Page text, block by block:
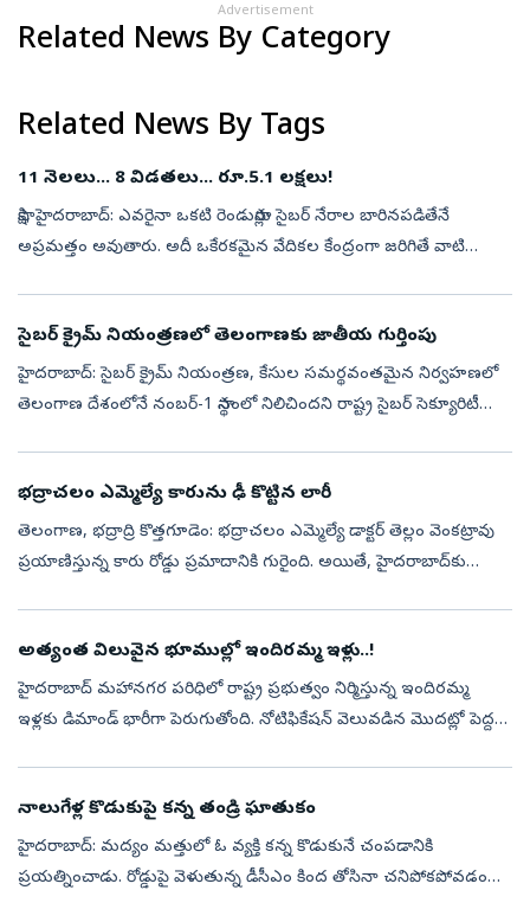
Advertisement
Related News By Category
Related News By Tags
11 నెలలు... 8 విడతలు... రూ.5.1 లక్షలు!
సాక్షి, హైదరాబాద్‌: ఎవరైనా ఒకటి రెండుసార్లు సైబర్‌ నేరాల బారినపడితేనే
అప్రమత్తం అవుతారు. అదీ ఒకేరకమైన వేదికల కేంద్రంగా జరిగితే వాటి
సైబర్ క్రైమ్ నియంత్రణలో తెలంగాణకు జాతీయ గుర్తింపు
హైదరాబాద్: సైబర్ క్రైమ్ నియంత్రణ, కేసుల సమర్థవంతమైన నిర్వహణలో
తెలంగాణ దేశంలోనే నంబర్-1 స్థానంలో నిలిచిందని రాష్ట్ర సైబర్ సెక్యూరిటీ
భద్రాచలం ఎమ్మెల్యే కారును ఢీ కొట్టిన లారీ
తెలంగాణ, భద్రాద్రి కొత్తగూడెం: భద్రాచలం ఎమ్మెల్యే డాక్టర్ తెల్లం వెంకట్రావు
ప్రయాణిస్తున్న కారు రోడ్డు ప్రమాదానికి గురైంది. అయితే, హైదరాబాద్‌కు
అత్యంత విలువైన భూముల్లో ఇందిరమ్మ ఇళ్లు..!
హైదరాబాద్‌ మహానగర పరిధిలో రాష్ట్ర ప్రభుత్వం నిర్మిస్తున్న ఇందిరమ్మ
ఇళ్లకు డిమాండ్‌ భారీగా పెరుగుతోంది. నోటిఫికేషన్‌ వెలువడిన మొదట్లో పెద్దగా
నాలుగేళ్ల కొడుకుపై కన్న తండ్రి ఘాతుకం
హైదరాబాద్: మద్యం మత్తులో ఓ వ్యక్తి కన్న కొడుకునే చంపడానికి
ప్రయత్నించాడు. రోడ్డుపై వెళుతున్న డీసీఎం కింద తోసినా చనిపోకపోవడంతో